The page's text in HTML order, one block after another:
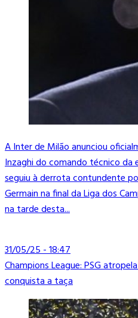
A Inter de Milão anunciou
Inzaghi do comando técnico da
seguiu à derrota contundente
Germain na final da Liga dos
na tarde desta...
31/05/25 - 18:47
Champions League: PSG
conquista a taça